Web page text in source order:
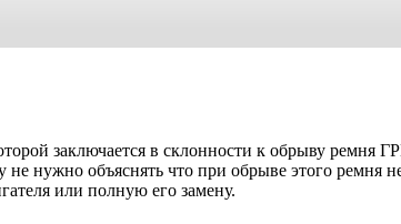
заключается в склонности к обрыву ремня
нужно объяснять что при обрыве этого
или полную его замену.